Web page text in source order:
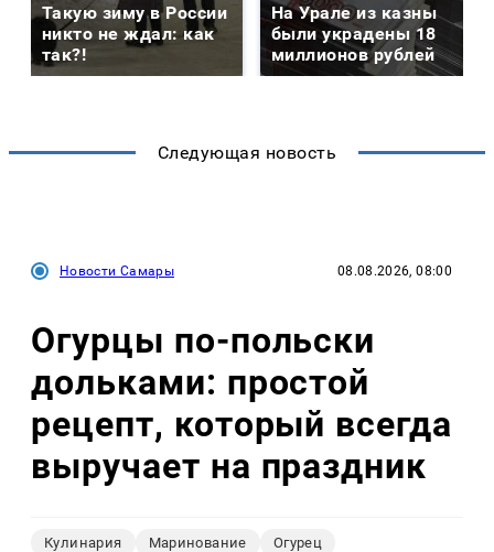
Такую зиму в России
никто не ждал: как
так?!
На Урале из казны
были украдены 18
миллионов рублей
Следующая новость
Новости Самары 08.08.2026, 08:00
Огурцы по‑польски
дольками: простой
рецепт, который всегда
выручает на праздник
Кулинария Маринование Огурец